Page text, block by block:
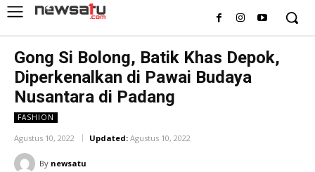
Gong Si Bolong, Batik Khas Depok,
Diperkenalkan di Pawai Budaya
Nusantara di Padang
FASHION
Agustus 10, 2022 Updated: Agustus 10, 2022
By newsatu